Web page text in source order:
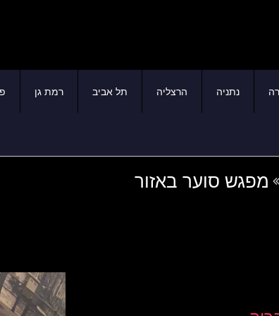
נתניה הרצליה תל אביב רמת גן
מפגש סוער באזור